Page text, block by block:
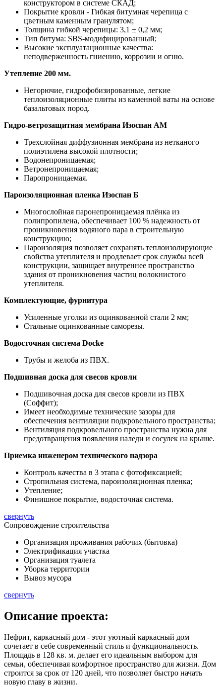
конструктором в системе СКАД;
Покрытие кровли - Гибкая битумная черепица с
цветным каменным гранулятом;
Толщина гибкой черепицы: 3,1 ± 0,2 мм;
Тип битума: SBS-модифицированный;
Высокие эксплуатационные качества:
неподверженность гниению, коррозии и огню.
Утепление 200 мм.
Негорючие, гидрофобизированные, легкие
теплоизоляционные плиты из каменной ваты на основе
базальтовых пород.
Гидро-ветрозащитная мембрана Изоспан АМ
Трехслойная диффузионная мембрана из нетканого
полиэтилена высокой плотности;
Водонепроницаемая;
Ветронепроницаемая;
Паропроницаемая.
Пароизоляционная пленка Изоспан Б
Многослойная паронепроницаемая плёнка из
полипропилена, обеспечивает 100 % надежность от
проникновения водяного пара в строительную
конструкцию;
Пароизоляция позволяет сохранять теплоизолирующие
свойства утеплителя и продлевает срок службы всей
конструкции, защищает внутреннее пространство
здания от проникновения частиц волокнистого
утеплителя.
Комплектующие, фурнитура
Усиленные уголки из оцинкованной стали 2 мм;
Стальные оцинкованные саморезы.
Водосточная система Docke
Трубы и желоба из ПВХ.
Подшивная доска для свесов кровли
Подшивочная доска для свесов кровли из ПВХ
(Соффит);
Имеет необходимые технические зазоры для
обеспечения вентиляции подкровельного пространства;
Вентиляция подкровельного пространства нужна для
предотвращения появления наледи и сосулек на крыше.
Приемка инженером технического надзора
Контроль качества в 3 этапа с фотофиксацией;
Стропильная система, пароизоляционная пленка;
Утепление;
Финишное покрытие, водосточная система.
свернуть
Сопровождение строительства
Организация проживания рабочих (бытовка)
Электрификация участка
Организация туалета
Уборка территории
Вывоз мусора
свернуть
Описание проекта:
Нефрит, каркасный дом - этот уютный каркасный дом
сочетает в себе современный стиль и функциональность.
Площадь в 128 кв. м. делает его идеальным выбором для
семьи, обеспечивая комфортное пространство для жизни. Дом
строится за срок от 120 дней, что позволяет быстро начать
новую главу в жизни.